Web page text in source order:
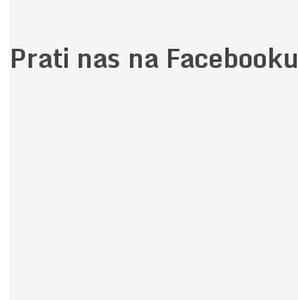
Prati nas na Facebooku